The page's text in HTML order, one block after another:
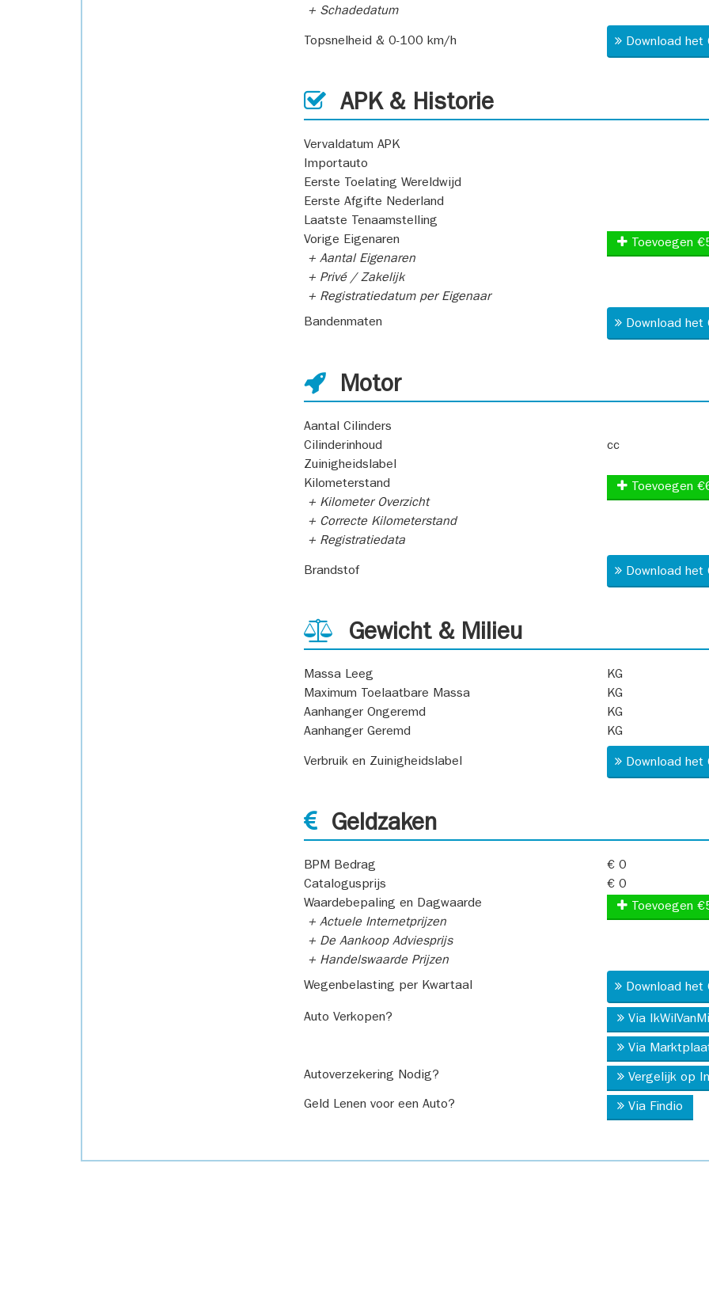
+ Schadedatum
Topsnelheid & 0-100 km/h Download
APK & Historie
Vervaldatum APK
Importauto
Eerste Toelating Wereldwijd
Eerste Afgifte Nederland
Laatste Tenaamstelling
Vorige Eigenaren
+ Aantal Eigenaren
+ Privé / Zakelijk
+ Registratiedatum per Eigenaar
Toevoegen
Bandenmaten Download
Motor
Aantal Cilinders
Cilinderinhoud
cc
Zuinigheidslabel
Kilometerstand
+ Kilometer Overzicht
+ Correcte Kilometerstand
+ Registratiedata
Toevoegen
Brandstof Download
Gewicht & Milieu
Massa Leeg
KG
Maximum Toelaatbare Massa
KG
Aanhanger Ongeremd
KG
Aanhanger Geremd
KG
Verbruik en Zuinigheidslabel Download
Geldzaken
BPM Bedrag
€ 0
Catalogusprijs
€ 0
Waardebepaling en Dagwaarde
+ Actuele Internetprijzen
+ De Aankoop Adviesprijs
+ Handelswaarde Prijzen
Toevoegen
Wegenbelasting per Kwartaal Download
Auto Verkopen? Via
Via
Autoverzekering Nodig? Vergelijk op
Geld Lenen voor een Auto? Via Findio